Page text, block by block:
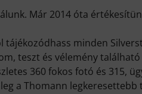
Már 2014 óta
minden
teszt és vélemény
360 fokos fotó és 315,
a Thomann legkeresettebb